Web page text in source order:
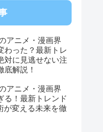
アニメ・漫画界
わった？最新トレ
対に見逃せない注
底解説！
アニメ・漫画界
る！最新トレンド
が変える未来を徹